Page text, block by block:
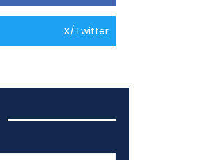
X/Twitter